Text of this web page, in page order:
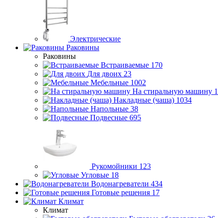
Электрические
Раковины
Раковины
Встраиваемые 170
Для двоих 23
Мебельные 1002
На стиральную машину
Накладные (чаша) 1034
Напольные 38
Подвесные 695
Рукомойники 123
Угловые 18
Водонагреватели 434
Готовые решения 17
Климат
Климат